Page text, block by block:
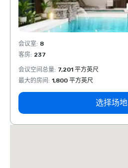
会议室: 8
客房: 237
会议空间总量: 7,201 平方英尺
最大的房间 : 1,800 平方英尺
选择场地